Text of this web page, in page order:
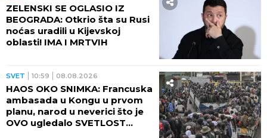
ZELENSKI SE OGLASIO IZ
BEOGRADA: Otkrio šta su Rusi
noćas uradili u Kijevskoj
oblasti! IMA I MRTVIH
SVET 10:59 08.08.2026
HAOS OKO SNIMKA: Francuska
ambasada u Kongu u prvom
planu, narod u neverici što je
OVO ugledalo SVETLOST